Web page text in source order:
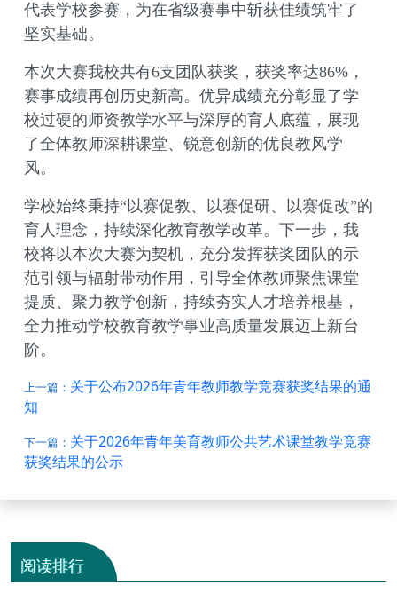
阅读排行
代表学校参赛，为在省级赛事中斩获佳绩筑牢了
坚实基础。
本次大赛我校共有6支团队获奖，获奖率达86%，
赛事成绩再创历史新高。优异成绩充分彰显了学
校过硬的师资教学水平与深厚的育人底蕴，展现
了全体教师深耕课堂、锐意创新的优良教风学
风。
学校始终秉持“以赛促教、以赛促研、以赛促改”的
育人理念，持续深化教育教学改革。下一步，我
校将以本次大赛为契机，充分发挥获奖团队的示
范引领与辐射带动作用，引导全体教师聚焦课堂
提质、聚力教学创新，持续夯实人才培养根基，
全力推动学校教育教学事业高质量发展迈上新台
阶。
上一篇： 关于公布2026年青年教师教学竞赛获奖结果的通
知
下一篇： 关于2026年青年美育教师公共艺术课堂教学竞赛
获奖结果的公示